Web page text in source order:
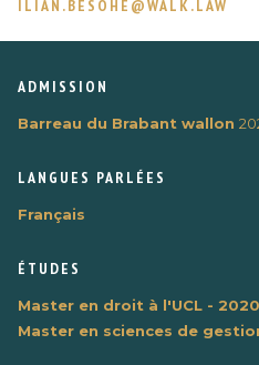
ILIAN.BESOHE@WALK.LAW
ADMISSION
Barreau du Brabant wallon
LANGUES PARLÉES
Français
ÉTUDES
Master en droit à l'UCL - 2020
Master en sciences de